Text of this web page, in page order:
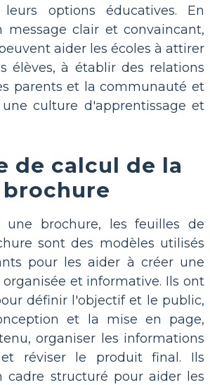
options éducatives. En
message clair et convaincant,
aider les écoles à attirer
élèves, à établir des relations
parents et la communauté et
culture d'apprentissage et
de calcul de la
brochure
une brochure, les feuilles de
sont des modèles utilisés
pour les aider à créer une
et informative. Ils ont
définir l'objectif et le public,
et la mise en page,
organiser les informations
réviser le produit final. Ils
cadre structuré pour aider les